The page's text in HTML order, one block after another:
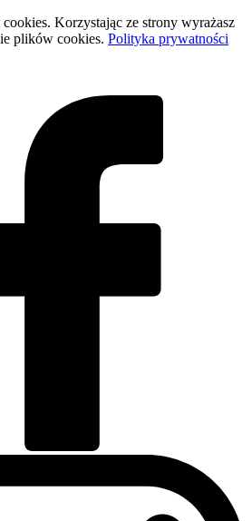
Korzystając ze strony wyrażasz
plików cookies. Polityka prywatności